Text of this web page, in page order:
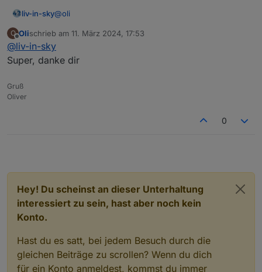
liv-in-sky@oli
sudo apt purge nmap
https://www.howtogeek.com/229699/how-to-
O
Offline
Olischrieb am 11. März 2024, 17:53
zuletzt editiert von
@liv-in-sky
Super, danke dir
Gruß
Oliver
0
Hey! Du scheinst an dieser Unterhaltung
interessiert zu sein, hast aber noch kein
Konto.
Hast du es satt, bei jedem Besuch durch die
gleichen Beiträge zu scrollen? Wenn du dich
für ein Konto anmeldest, kommst du immer